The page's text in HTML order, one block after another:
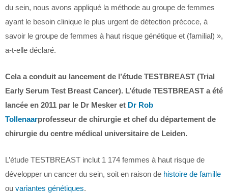
du sein, nous avons appliqué la méthode au groupe de femmes
ayant le besoin clinique le plus urgent de détection précoce, à
savoir le groupe de femmes à haut risque génétique et (familial) »,
a-t-elle déclaré.
Cela a conduit au lancement de l’étude TESTBREAST (Trial
Early Serum Test Breast Cancer). L’étude TESTBREAST a été
lancée en 2011 par le Dr Mesker et Dr Rob
Tollenaarprofesseur de chirurgie et chef du département de
chirurgie du centre médical universitaire de Leiden.
L’étude TESTBREAST inclut 1 174 femmes à haut risque de
développer un cancer du sein, soit en raison de histoire de famille
ou variantes génétiques.